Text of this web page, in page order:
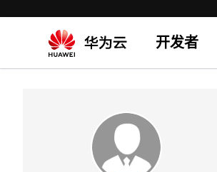
开发者